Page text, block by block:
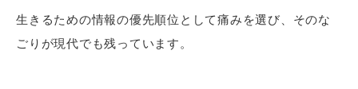
生きるための情報の優先順位として痛みを選び、そのな
ごりが現代でも残っています。